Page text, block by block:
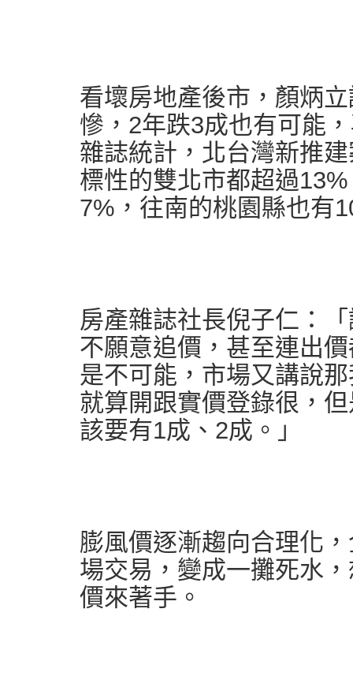
看壞房地產後市，顏炳
慘，2年跌3成也有可能
雜誌統計，北台灣新推
標性的雙北市都超過
7%，往南的桃園縣也有
房產雜誌社長倪子仁：
不願意追價，甚至連出
是不可能，市場又講說
就算開跟實價登錄很，
該要有1成、2成。」
膨風價逐漸趨向合理化
場交易，變成一攤死水
價來著手。